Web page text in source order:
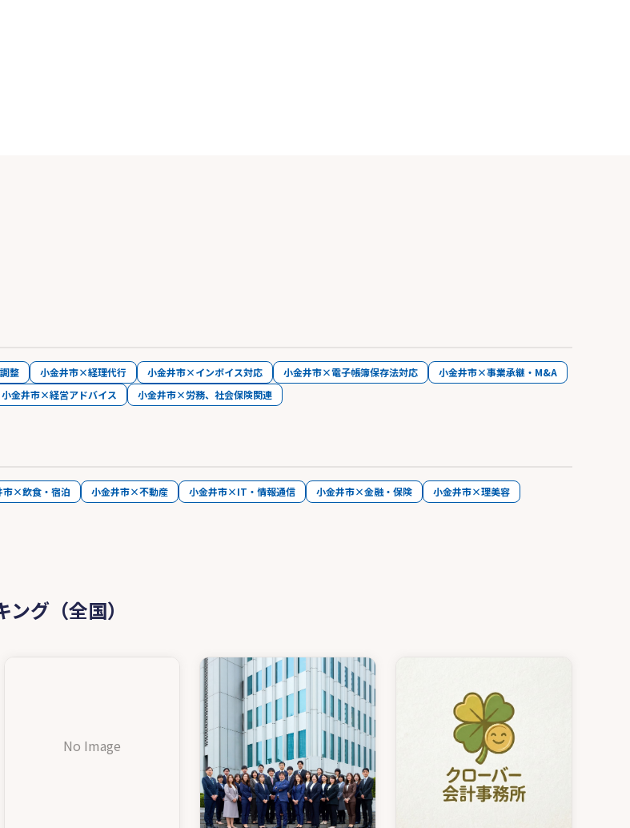
整 小金井市×経理代行 小金井市×インボイス対応 小金井市×電子帳簿保存法対応
小金井市×事業承継・M&A
小金井市×経営アドバイス 小金井市×労務、社会保険関連
市×飲食・宿泊 小金井市×不動産 小金井市×IT・情報通信 小金井市×金融・保険
小金井市×理美容
グ（全国）
No Image